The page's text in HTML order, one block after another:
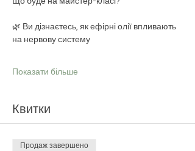
🌿 Ви дізнаєтесь, як ефірні олії впливають
на нервову систему
Показати більше
Квитки
Продаж завершено